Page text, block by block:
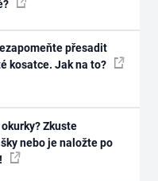
přesadit
kosatce. Jak na to?
Zkuste
nebo je naložte po